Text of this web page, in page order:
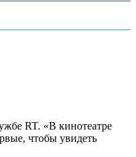
RT. «В кинотеатре
чтобы увидеть